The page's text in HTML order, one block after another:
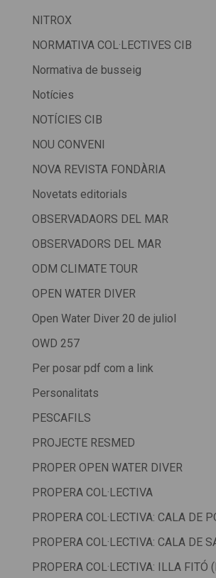
NITROX
NORMATIVA COL·LECTIVES CIB
Normativa de busseig
Notícies
NOTÍCIES CIB
NOU CONVENI
NOVA REVISTA FONDÀRIA
Novetats editorials
OBSERVADAORS DEL MAR
OBSERVADORS DEL MAR
ODM CLIMATE TOUR
OPEN WATER DIVER
Open Water Diver 20 de juliol
OWD 257
Per posar pdf com a link
Personalitats
PESCAFILS
PROJECTE RESMED
PROPER OPEN WATER DIVER
PROPERA COL·LECTIVA
PROPERA COL·LECTIVA: CALA DE
PROPERA COL·LECTIVA: CALA DE
PROPERA COL·LECTIVA: ILLA FITÓ